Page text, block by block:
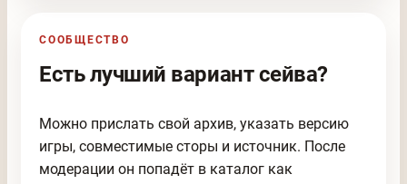
СООБЩЕСТВО
Есть лучший вариант сейва?
Можно прислать свой архив, указать версию
игры, совместимые сторы и источник. После
модерации он попадёт в каталог как